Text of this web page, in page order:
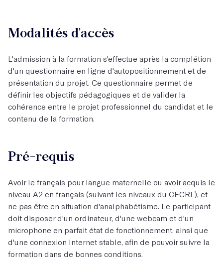
Modalités d'accès
L'admission à la formation s'effectue après la complétion
d'un questionnaire en ligne d'autopositionnement et de
présentation du projet. Ce questionnaire permet de
définir les objectifs pédagogiques et de valider la
cohérence entre le projet professionnel du candidat et le
contenu de la formation.
Pré-requis
Avoir le français pour langue maternelle ou avoir acquis le
niveau A2 en français (suivant les niveaux du CECRL), et
ne pas être en situation d'analphabétisme. Le participant
doit disposer d'un ordinateur, d'une webcam et d'un
microphone en parfait état de fonctionnement, ainsi que
d'une connexion Internet stable, afin de pouvoir suivre la
formation dans de bonnes conditions.